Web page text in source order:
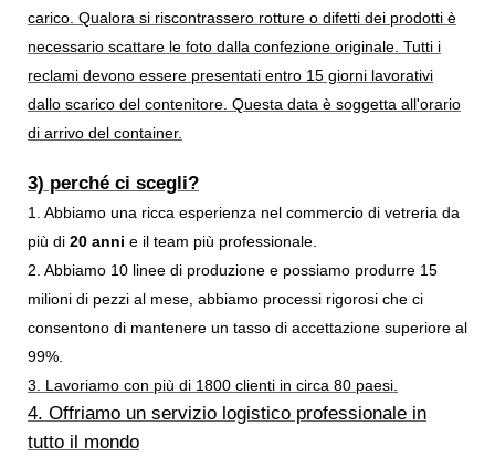
carico. Qualora si riscontrassero rotture o difetti dei prodotti è
necessario scattare le foto dalla confezione originale. Tutti i
reclami devono essere presentati entro 15 giorni lavorativi
dallo scarico del contenitore. Questa data è soggetta all'orario
di arrivo del container.
3) perché ci scegli?
1. Abbiamo una ricca esperienza nel commercio di vetreria da
più di 20 anni e il team più professionale.
2. Abbiamo 10 linee di produzione e possiamo produrre 15
milioni di pezzi al mese, abbiamo processi rigorosi che ci
consentono di mantenere un tasso di accettazione superiore al
99%.
3. Lavoriamo con più di 1800 clienti in circa 80 paesi.
4. Offriamo un servizio logistico professionale in
tutto il mondo